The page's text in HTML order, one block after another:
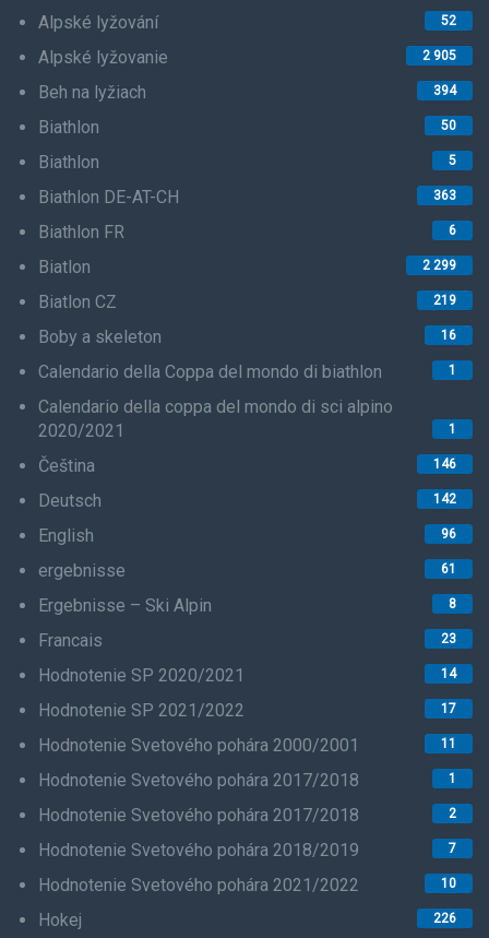
Alpské lyžování 52
Alpské lyžovanie 2 905
Beh na lyžiach 394
Biathlon 50
Biathlon 5
Biathlon DE-AT-CH 363
Biathlon FR 6
Biatlon 2 299
Biatlon CZ 219
Boby a skeleton 16
Calendario della Coppa del mondo di biathlon 1
Calendario della coppa del mondo di sci alpino
2020/2021
1
Čeština 146
Deutsch 142
English 96
ergebnisse 61
Ergebnisse – Ski Alpin 8
Francais 23
Hodnotenie SP 2020/2021 14
Hodnotenie SP 2021/2022 17
Hodnotenie Svetového pohára 2000/2001 11
Hodnotenie Svetového pohára 2017/2018 1
Hodnotenie Svetového pohára 2017/2018 2
Hodnotenie Svetového pohára 2018/2019 7
Hodnotenie Svetového pohára 2021/2022 10
Hokej 226